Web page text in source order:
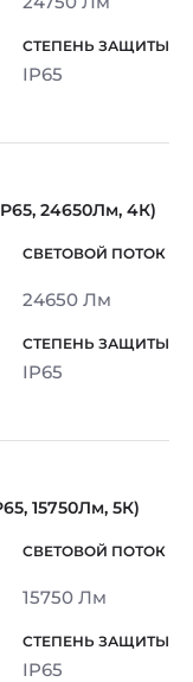
IP65
24650Лм, 4К)
24650 Лм
IP65
15750Лм, 5К)
15750 Лм
IP65